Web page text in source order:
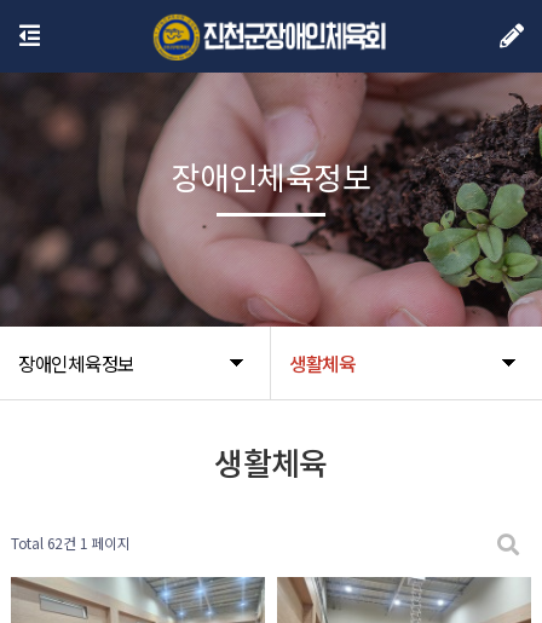
장애인체육정보 생활체육
장애인체육정보
생활체육
Total 62건 1 페이지